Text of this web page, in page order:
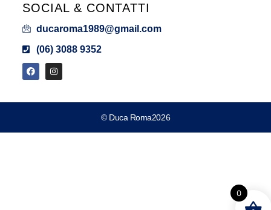
SOCIAL & CONTATTI
ducaroma1989@gmail.com
(06) 3088 9352
© Duca Roma2026
0